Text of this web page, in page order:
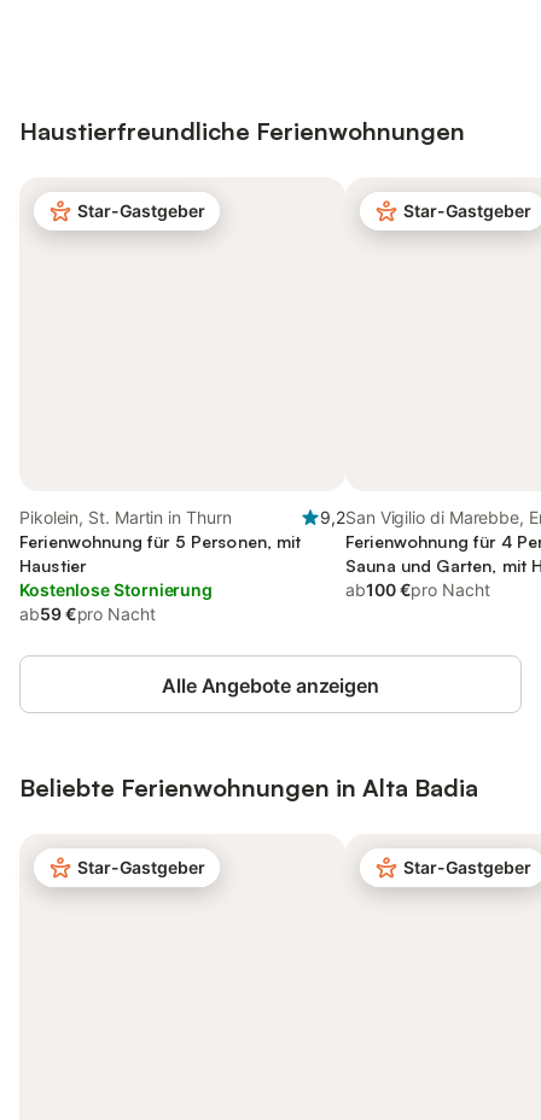
Haustierfreundliche Ferienwohnungen
Star-Gastgeber
Pikolein, St. Martin in Thurn
9,2
Ferienwohnung für 5 Personen, mit
Haustier
Kostenlose Stornierung
ab59 €pro Nacht
Star-Gastgeber
San Vigilio di Marebbe,
Ferienwohnung für 4
Sauna und Garten, mit
ab100 €pro Nacht
Alle Angebote anzeigen
Beliebte Ferienwohnungen in Alta Badia
Star-Gastgeber Star-Gastgeber